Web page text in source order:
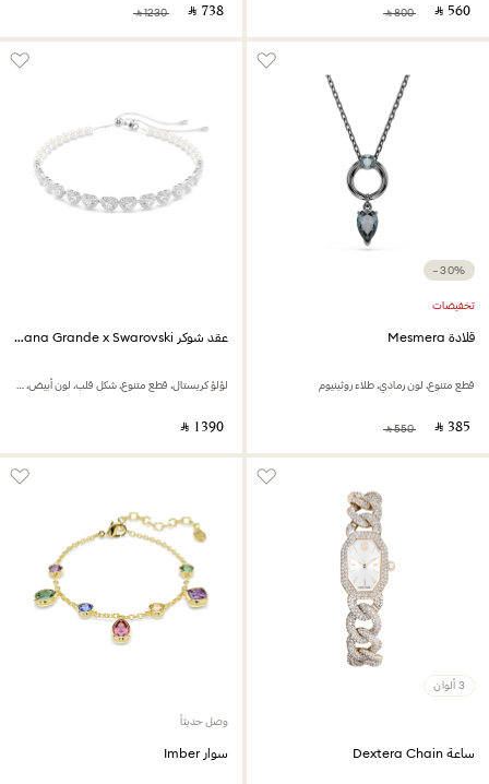
‎ ⃁ ⁦560⁩ ‎
‎ ⃁ ⁦800⁩ ‎
‎ ⃁ ⁦738⁩ ‎
‎ ⃁ ⁦1230⁩ ‎
−30%
تخفيضات
قلادة Mesmera
قطع متنوع، لون رمادي، طلاء روثينيوم
‎ ⃁ ⁦385⁩ ‎
‎ ⃁ ⁦550⁩ ‎
عقد شوكر Ariana Grande x Swarovski
لؤلؤ كريستال، قطع متنوع، شكل قلب، لون أبيض، طلاء روديوم
‎ ⃁ ⁦1390⁩ ‎
3 ألوان
ساعة Dextera Chain
وصل حديثاً
سوار Imber